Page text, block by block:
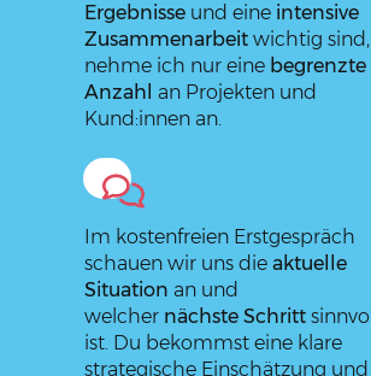
Ergebnisse und eine intensive
Zusammenarbeit wichtig sind,
nehme ich nur eine begrenzte
Anzahl an Projekten und
Kund:innen an.
Im kostenfreien Erstgespräch
schauen wir uns die aktuelle
Situation an und
welcher nächste Schritt sinnvoll
ist. Du bekommst eine klare
strategische Einschätzung und